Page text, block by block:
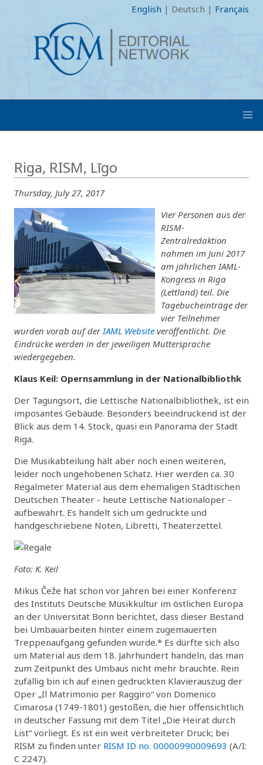
English | Deutsch | Français
Riga, RISM, Līgo
Thursday, July 27, 2017
Vier Personen aus der
RISM-
Zentralredaktion
nahmen im Juni 2017
am jährlichen IAML-
Kongress in Riga
(Lettland) teil. Die
Tagebucheinträge der
vier Teilnehmer
wurden vorab auf der IAML Website veröffentlicht. Die
Eindrücke werden in der jeweiligen Muttersprache
wiedergegeben.
Klaus Keil: Opernsammlung in der Nationalbibliothk
Der Tagungsort, die Lettische Nationalbibliothek, ist ein
imposantes Gebäude. Besonders beeindruckend ist der
Blick aus dem 14. Stock, quasi ein Panorama der Stadt
Riga.
Die Musikabteilung hält aber noch einen weiteren,
leider noch ungehobenen Schatz. Hier werden ca. 30
Regalmeter Material aus dem ehemaligen Städtischen
Deutschen Theater - heute Lettische Nationaloper -
aufbewahrt. Es handelt sich um gedruckte und
handgeschriebene Noten, Libretti, Theaterzettel.
Foto: K. Keil
Mikus Čeže hat schon vor Jahren bei einer Konferenz
des Instituts Deutsche Musikkultur im östlichen Europa
an der Universität Bonn berichtet, dass dieser Bestand
bei Umbauarbeiten hinter einem zugemauerten
Treppenaufgang gefunden wurde.* Es dürfte sich also
um Material aus dem 18. Jahrhundert handeln, das man
zum Zeitpunkt des Umbaus nicht mehr brauchte. Rein
zufällig bin ich auf einen gedruckten Klavierauszug der
Oper „Il Matrimonio per Raggiro“ von Domenico
Cimarosa (1749-1801) gestoßen, die hier offensichtlich
in deutscher Fassung mit dem Titel „Die Heirat durch
List“ vorliegt. Es ist ein weit verbreiteter Druck; bei
RISM zu finden unter RISM ID no. 00000990009693 (A/I:
C 2247).